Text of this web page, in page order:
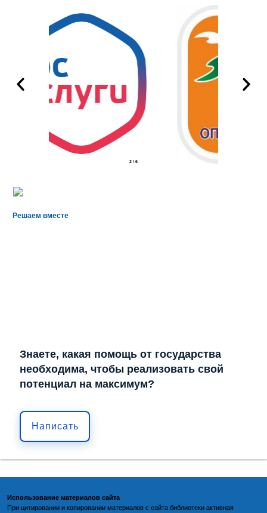
2 / 6
Решаем вместе
Знаете, какая помощь от государства
необходима, чтобы реализовать свой
потенциал на максимум?
Написать
Использование материалов сайта
При цитировании и копировании материалов с сайта библиотеки активная